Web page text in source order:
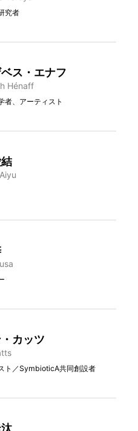
究者
ス・エナフ
Hénaff
者、アーティスト
カッツ
ト／SymbioticA共同創設者